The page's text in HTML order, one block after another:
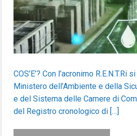
COS’E’? Con l’acronimo
Ministero dell’Ambiente e della
e del Sistema delle Camere di
del Registro cronologico di […]